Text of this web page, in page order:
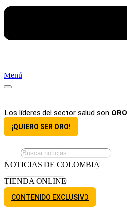
Menú
Los líderes del sector salud son ORO
¡QUIERO SER ORO!
NOTICIAS DE COLOMBIA
TIENDA ONLINE
CONTENIDO EXCLUSIVO